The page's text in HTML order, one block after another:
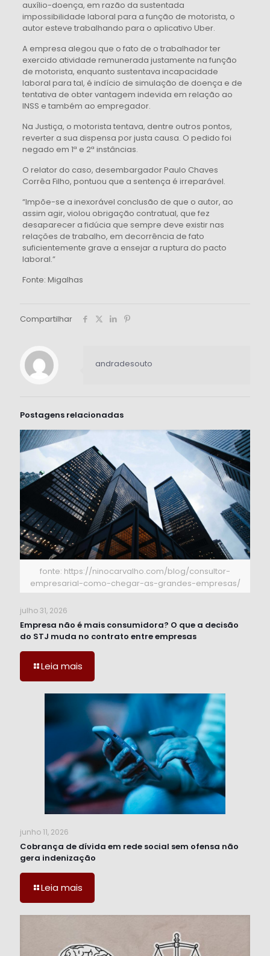
auxílio-doença, em razão da sustentada
impossibilidade laboral para a função de motorista, o
autor esteve trabalhando para o aplicativo Uber.
A empresa alegou que o fato de o trabalhador ter
exercido atividade remunerada justamente na função
de motorista, enquanto sustentava incapacidade
laboral para tal, é indício de simulação de doença e de
tentativa de obter vantagem indevida em relação ao
INSS e também ao empregador.
Na Justiça, o motorista tentava, dentre outros pontos,
reverter a sua dispensa por justa causa. O pedido foi
negado em 1ª e 2ª instâncias.
O relator do caso, desembargador Paulo Chaves
Corrêa Filho, pontuou que a sentença é irreparável.
“Impõe-se a inexorável conclusão de que o autor, ao
assim agir, violou obrigação contratual, que fez
desaparecer a fidúcia que sempre deve existir nas
relações de trabalho, em decorrência de fato
suficientemente grave a ensejar a ruptura do pacto
laboral.”
Fonte: Migalhas
Compartilhar
andradesouto
Postagens relacionadas
fonte: https://ninocarvalho.com/blog/consultor-
empresarial-como-chegar-as-grandes-empresas/
julho 31, 2026
Empresa não é mais consumidora? O que a decisão
do STJ muda no contrato entre empresas
Leia mais
junho 11, 2026
Cobrança de dívida em rede social sem ofensa não
gera indenização
Leia mais